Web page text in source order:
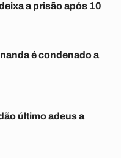
a prisão após 10
é condenado a
último adeus a